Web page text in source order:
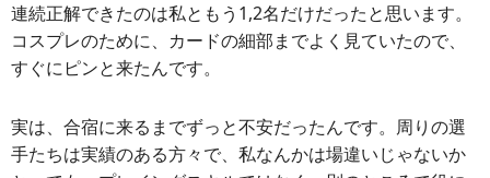
連続正解できたのは私ともう1,2名だけだったと思います。
コスプレのために、カードの細部までよく見ていたので、
すぐにピンと来たんです。
実は、合宿に来るまでずっと不安だったんです。周りの選
手たちは実績のある方々で、私なんかは場違いじゃないか